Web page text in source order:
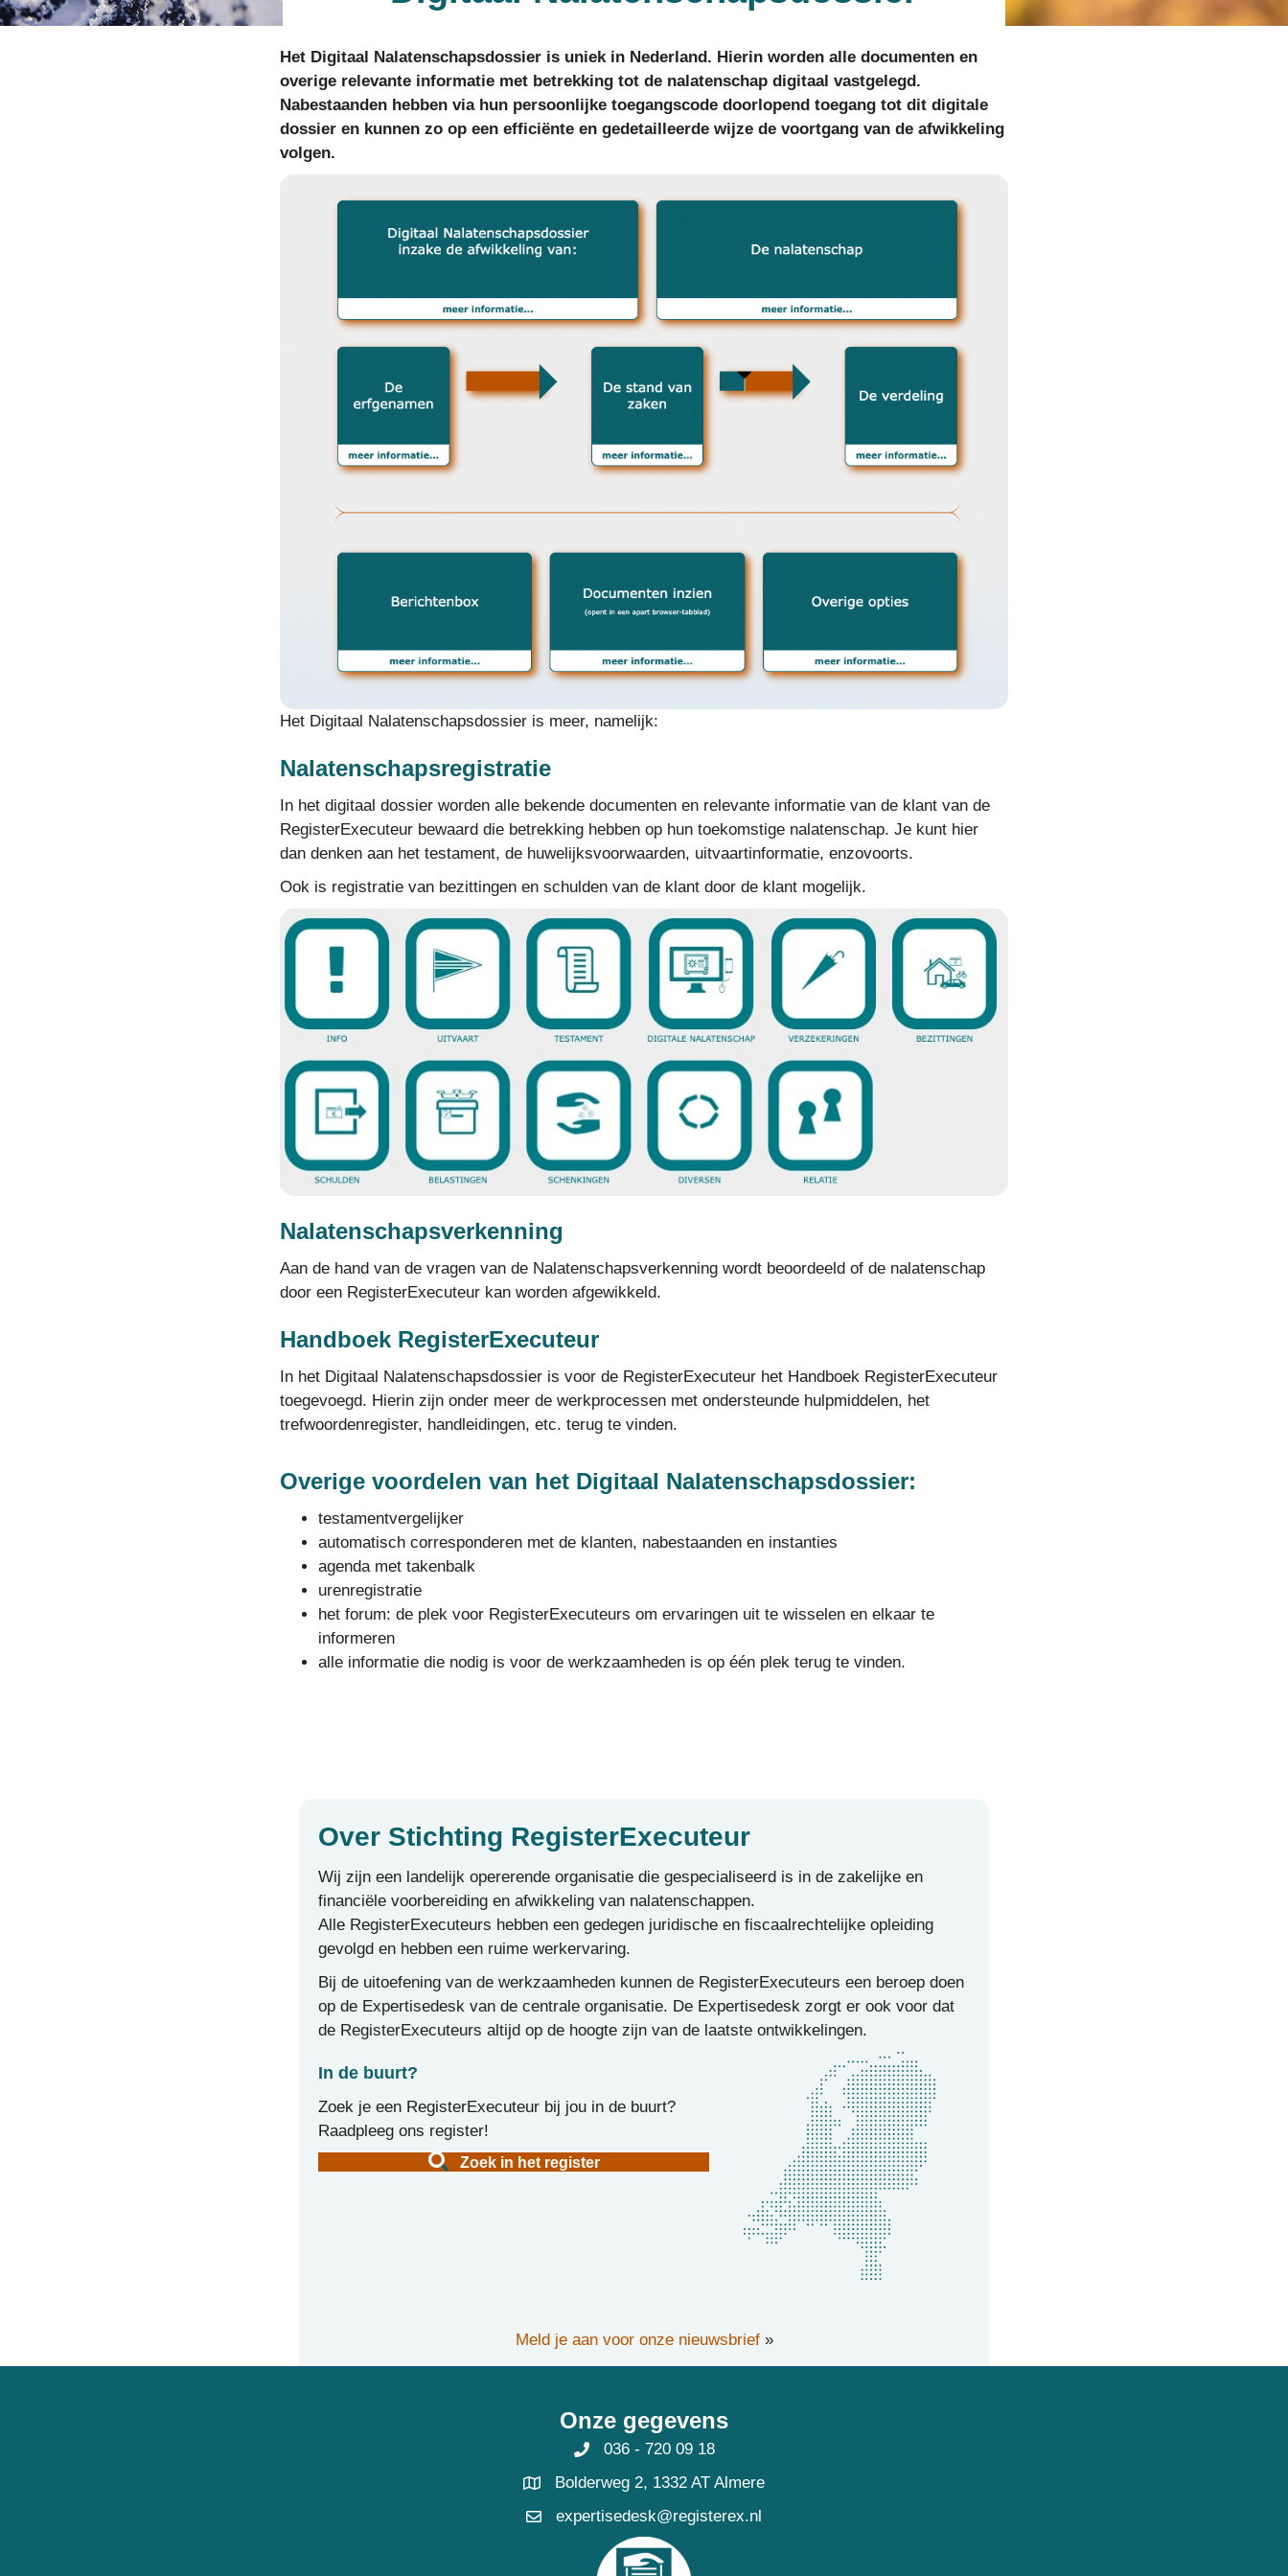
Het Digitaal Nalatenschapsdossier is uniek in Nederland. Hierin worden alle documenten en
overige relevante informatie met betrekking tot de nalatenschap digitaal vastgelegd.
Nabestaanden hebben via hun persoonlijke toegangscode doorlopend toegang tot dit digitale
dossier en kunnen zo op een efficiënte en gedetailleerde wijze de voortgang van de afwikkeling
volgen.
Het Digitaal Nalatenschapsdossier is meer, namelijk:
Nalatenschapsregistratie
In het digitaal dossier worden alle bekende documenten en relevante informatie van de klant van de
RegisterExecuteur bewaard die betrekking hebben op hun toekomstige nalatenschap. Je kunt hier
dan denken aan het testament, de huwelijksvoorwaarden, uitvaartinformatie, enzovoorts.
Ook is registratie van bezittingen en schulden van de klant door de klant mogelijk.
Nalatenschapsverkenning
Aan de hand van de vragen van de Nalatenschapsverkenning wordt beoordeeld of de nalatenschap
door een RegisterExecuteur kan worden afgewikkeld.
Handboek RegisterExecuteur
In het Digitaal Nalatenschapsdossier is voor de RegisterExecuteur het Handboek RegisterExecuteur
toegevoegd. Hierin zijn onder meer de werkprocessen met ondersteunde hulpmiddelen, het
trefwoordenregister, handleidingen, etc. terug te vinden.
Overige voordelen van het Digitaal Nalatenschapsdossier:
testamentvergelijker
automatisch corresponderen met de klanten, nabestaanden en instanties
agenda met takenbalk
urenregistratie
het forum: de plek voor RegisterExecuteurs om ervaringen uit te wisselen en elkaar te
informeren
alle informatie die nodig is voor de werkzaamheden is op één plek terug te vinden.
Over Stichting RegisterExecuteur
Wij zijn een landelijk opererende organisatie die gespecialiseerd is in de zakelijke en
financiële voorbereiding en afwikkeling van nalatenschappen.
Alle RegisterExecuteurs hebben een gedegen juridische en fiscaalrechtelijke opleiding
gevolgd en hebben een ruime werkervaring.
Bij de uitoefening van de werkzaamheden kunnen de RegisterExecuteurs een beroep doen
op de Expertisedesk van de centrale organisatie. De Expertisedesk zorgt er ook voor dat
de RegisterExecuteurs altijd op de hoogte zijn van de laatste ontwikkelingen.
In de buurt?
Zoek je een RegisterExecuteur bij jou in de buurt?
Raadpleeg ons register!
Zoek in het register
Meld je aan voor onze nieuwsbrief»
Onze gegevens
036 - 720 09 18
Bolderweg 2, 1332 AT Almere
expertisedesk@registerex.nl